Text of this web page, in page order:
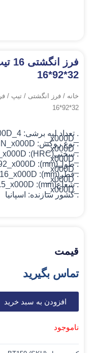
16*92*32
خانه / فرز انگشتی / تیپ
16*92*32
. تعداد لبه برشی: 4_x000D_
_x000D_
. نوع روکش: AlTiSiN _x000D_
_x000D_
. سختی(HRC): 65_x000D_
_x000D_
. طول(mm): 92_x000D_
_x000D_
. قطر(mm): 16_x000D_
_x000D_
. شعاع(mm): 2.5_x000D_
_x000D_
. کشور سازنده: اسپانیا
قیمت
تماس بگیرید
افزودن به سبد خرید
ناموجود